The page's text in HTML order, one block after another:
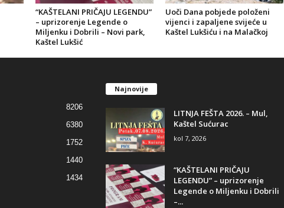
“KAŠTELANI PRIČAJU LEGENDU”
– uprizorenje Legende o
Miljenku i Dobrili – Novi park,
Kaštel Lukšić
Uoči Dana pobjede položeni
vijenci i zapaljene svijeće u
Kaštel Lukšiću i na Malačkoj
8206
6380
1752
1440
1434
Najnovije
LITNJA FEŠTA 2026. – Mul,
Kaštel Sućurac
kol 7, 2026
“KAŠTELANI PRIČAJU
LEGENDU” – uprizorenje
Legende o Miljenku i Dobrili
–...